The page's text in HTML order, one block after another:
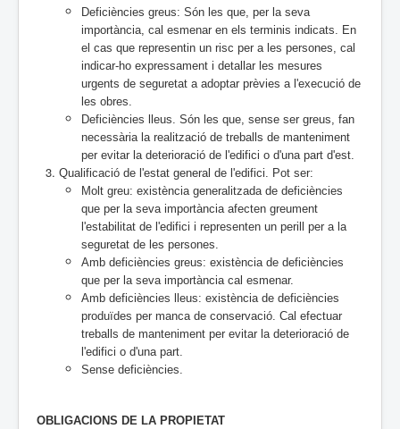
Deficiències greus: Són les que, per la seva
importància, cal esmenar en els terminis indicats. En
el cas que representin un risc per a les persones, cal
indicar-ho expressament i detallar les mesures
urgents de seguretat a adoptar prèvies a l'execució de
les obres.
Deficiències lleus. Són les que, sense ser greus, fan
necessària la realització de treballs de manteniment
per evitar la deterioració de l'edifici o d'una part d'est.
Qualificació de l'estat general de l'edifici. Pot ser:
Molt greu: existència generalitzada de deficiències
que per la seva importància afecten greument
l'estabilitat de l'edifici i representen un perill per a la
seguretat de les persones.
Amb deficiències greus: existència de deficiències
que per la seva importància cal esmenar.
Amb deficiències lleus: existència de deficiències
produïdes per manca de conservació. Cal efectuar
treballs de manteniment per evitar la deterioració de
l'edifici o d'una part.
Sense deficiències.
OBLIGACIONS DE LA PROPIETAT